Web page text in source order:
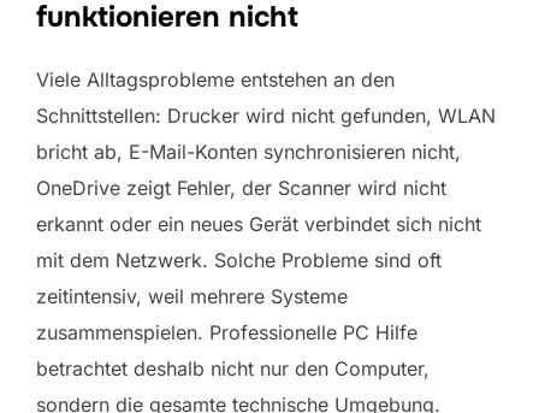
funktionieren nicht
Viele Alltagsprobleme entstehen an den
Schnittstellen: Drucker wird nicht gefunden, WLAN
bricht ab, E-Mail-Konten synchronisieren nicht,
OneDrive zeigt Fehler, der Scanner wird nicht
erkannt oder ein neues Gerät verbindet sich nicht
mit dem Netzwerk. Solche Probleme sind oft
zeitintensiv, weil mehrere Systeme
zusammenspielen. Professionelle PC Hilfe
betrachtet deshalb nicht nur den Computer,
sondern die gesamte technische Umgebung.